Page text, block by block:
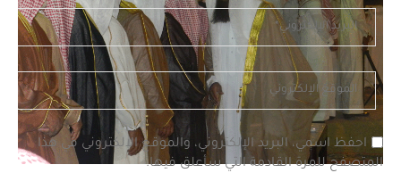
احفظ اسمي، البريد الإلكتروني، والموقع الإلكتروني في هذا
المتصفح للمرة القادمة التي سأعلق فيها.